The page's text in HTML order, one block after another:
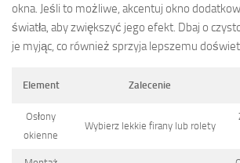
okna. Jeśli to możliwe, akcentuj okno
światła, aby zwiększyć jego efekt. Dbaj o
je myjąc, co również sprzyja lepszemu
Element Zalecenie
Osłony
okienne
Wybierz lekkie firany lub rolety